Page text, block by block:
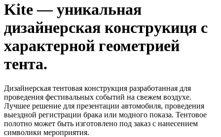
Kite — уникальная
дизайнерская конструкиця с
характерной геометрией
тента.
Дизайнерская тентовая конструкция разработанная для
проведения фестивальных событий на свежем воздухе.
Лучшее решение для презентации автомобиля, проведения
выездной регистрации брака или модного показа. Тентовое
полотно может быть изготовлено под заказ с нанесением
символики мероприятия.